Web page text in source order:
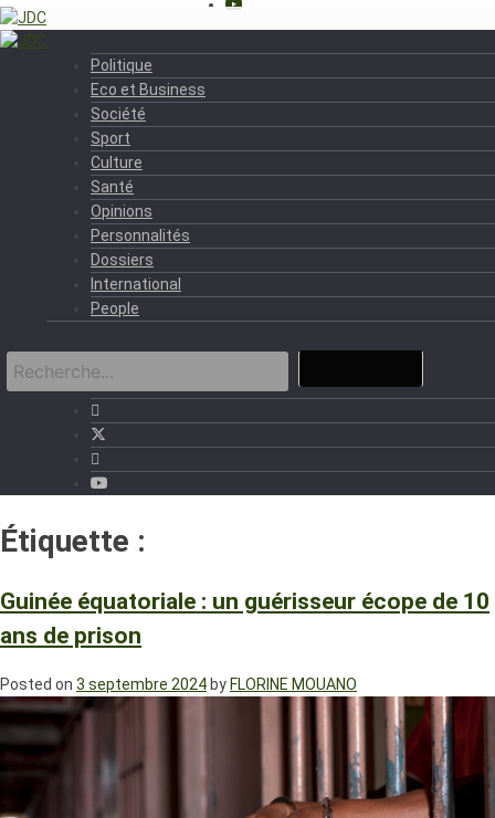
Politique
Eco et Business
Société
Sport
Culture
Santé
Opinions
Personnalités
Dossiers
International
People
Étiquette :
Guinée équatoriale : un guérisseur écope de 10
ans de prison
Posted on 3 septembre 2024 by FLORINE MOUANO